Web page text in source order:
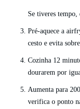
Se tiveres tempo,
Pré-aquece a
cesto e evita
Cozinha 12
dourarem por
Aumenta para
verifica o ponto